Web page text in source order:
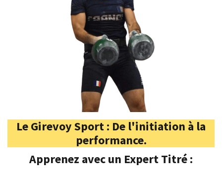
Le Girevoy Sport : De l'initiation à la
performance.
Apprenez avec un Expert Titré :